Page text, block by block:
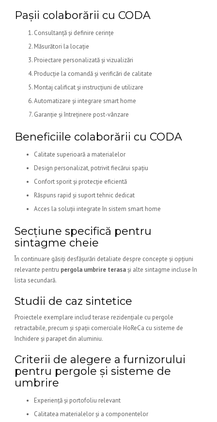
Pașii colaborării cu CODA
Consultanță și definire cerințe
Măsurători la locație
Proiectare personalizată și vizualizări
Producție la comandă și verificări de calitate
Montaj calificat și instrucțiuni de utilizare
Automatizare și integrare smart home
Garanție și întreținere post-vânzare
Beneficiile colaborării cu CODA
Calitate superioară a materialelor
Design personalizat, potrivit fiecărui spațiu
Confort sporit și protecție eficientă
Răspuns rapid și suport tehnic dedicat
Acces la soluții integrate în sistem smart home
Secțiune specifică pentru
sintagme cheie
În continuare găsiți desfășurări detaliate despre concepte și opțiuni
relevante pentru pergola umbrire terasași alte sintagme incluse în
lista secundară.
Studii de caz sintetice
Proiectele exemplare includ terase rezidențiale cu pergole
retractabile, precum și spații comerciale HoReCa cu sisteme de
închidere și parapet din aluminiu.
Criterii de alegere a furnizorului
pentru pergole și sisteme de
umbrire
Experiență și portofoliu relevant
Calitatea materialelor și a componentelor